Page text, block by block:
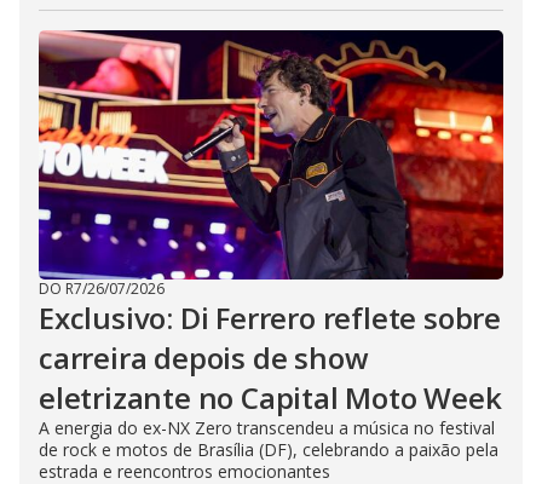
DO R7/26/07/2026
Exclusivo: Di Ferrero reflete sobre
carreira depois de show
eletrizante no Capital Moto Week
A energia do ex-NX Zero transcendeu a música no festival
de rock e motos de Brasília (DF), celebrando a paixão pela
estrada e reencontros emocionantes